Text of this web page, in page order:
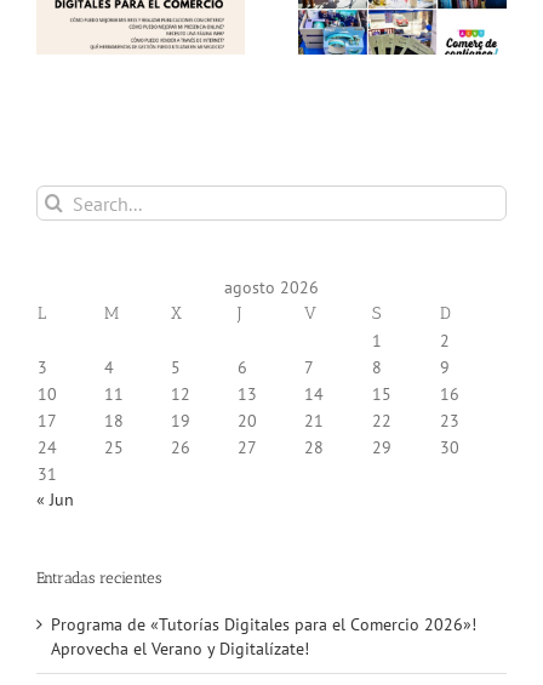
Gracias! (12.06.26) !!
Search
for:
agosto 2026
L M X J V S D
1
2
3
4 5 6 7 8
9
10
11 12 13 14 15
16
17
18 19 20 21 22
23
24
25 26 27 28 29
30
31
« Jun
Entradas recientes
Programa de «Tutorías Digitales para el Comercio 2026»!
Aprovecha el Verano y Digitalízate!